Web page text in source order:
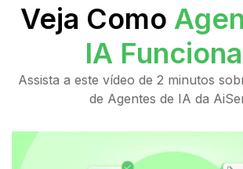
Veja Como
IA
Assista a este vídeo de 2 minutos
de Agentes de IA da